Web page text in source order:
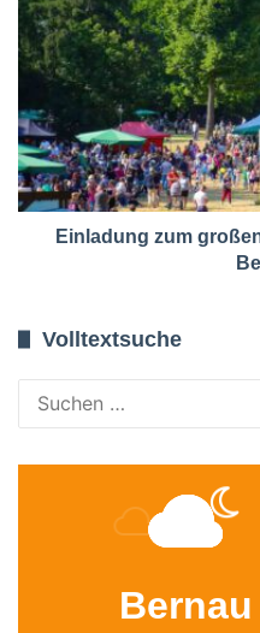
Einladung zum
Volltextsuche
Bernau